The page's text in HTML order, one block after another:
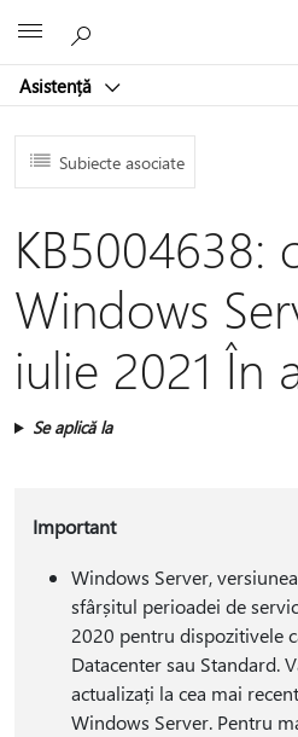
Asistență
Subiecte asociate
KB5004638:
Windows
iulie 2021 În
Se aplică la
Important
Windows Server,
sfârșitul perioadei de
2020 pentru dispozitivele
Datacenter sau Standard.
actualizați la cea mai
Windows Server. Pentru